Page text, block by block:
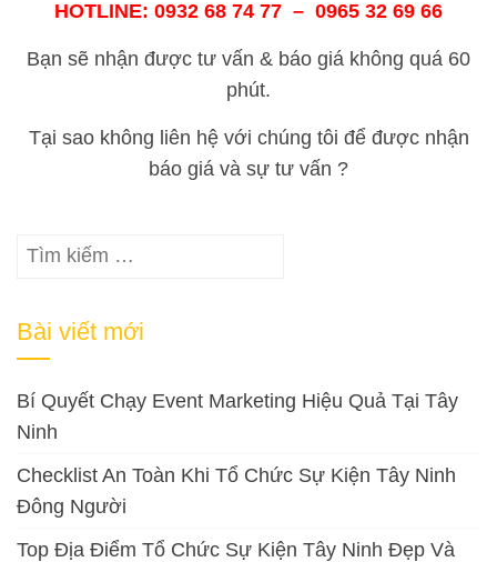
HOTLINE: 0932 68 74 77 – 0965 32 69 66
Bạn sẽ nhận được tư vấn & báo giá không quá 60
phút.
Tại sao không liên hệ với chúng tôi để được nhận
báo giá và sự tư vấn ?
Tìm
Bài viết mới
Bí Quyết Chạy Event Marketing Hiệu Quả Tại Tây
Ninh
Checklist An Toàn Khi Tổ Chức Sự Kiện Tây Ninh
Đông Người
Top Địa Điểm Tổ Chức Sự Kiện Tây Ninh Đẹp Và